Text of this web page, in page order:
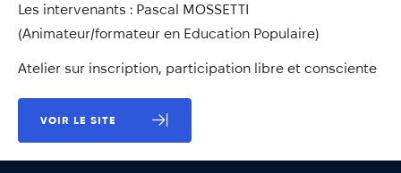
Les intervenants : Pascal MOSSETTI
(Animateur/formateur en Education Populaire)
Atelier sur inscription, participation libre et consciente
VOIR LE SITE